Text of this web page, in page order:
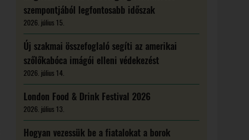
szempontjából legfontosabb időszak
2026. július 15.
Új szakmai összefoglaló segíti az amerikai
szőlőkabóca imágói elleni védekezést
2026. július 14.
London Food & Drink Festival 2026
2026. július 13.
Hogyan vezessük be a fiatalokat a borok